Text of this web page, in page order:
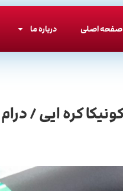
صفحه اصلی درباره ما